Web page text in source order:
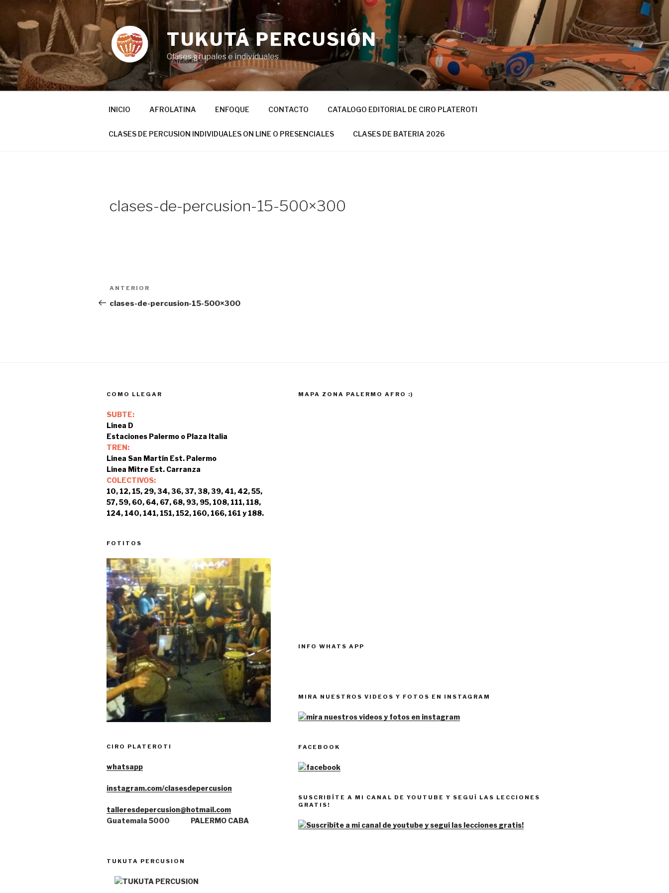
contenido
TUKUTÁ PERCUSIÓN
Clases grupales e individuales
INICIO AFROLATINA ENFOQUE CONTACTO CATALOGO EDITORIAL DE CIRO PLATEROTI
CLASES DE PERCUSION INDIVIDUALES ON LINE O PRESENCIALES CLASES DE BATERIA 2026
clases-de-percusion-15-500×300
Navegación
de
Entrada
anterior:
ANTERIOR
clases-de-percusion-15-500×300
COMO LLEGAR
SUBTE:
Línea D
Estaciones Palermo o Plaza Italia
TREN:
Línea San Martín Est. Palermo
Línea Mitre Est. Carranza
COLECTIVOS:
10, 12, 15, 29, 34, 36, 37, 38, 39, 41, 42, 55,
57, 59, 60, 64, 67, 68, 93, 95, 108, 111, 118,
124, 140, 141, 151, 152, 160, 166, 161 y 188.
FOTITOS
CIRO PLATEROTI
whatsapp
instagram.com/clasesdepercusion
talleresdepercusion@hotmail.com
Guatemala 5000 PALERMO CABA
TUKUTA PERCUSION
MAPA ZONA PALERMO AFRO :)
INFO WHATS APP
MIRA NUESTROS VIDEOS Y FOTOS EN INSTAGRAM
FACEBOOK
SUSCRIBÍTE A MI CANAL DE YOUTUBE Y SEGUÍ LAS LECCIONES
GRATIS!